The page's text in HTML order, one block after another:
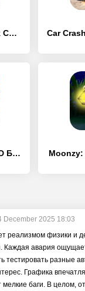
Block Car Wars Brick Car Crash - [MOD Много денег]
All Cars Crash - [MOD Бесконечные деньги]
December 2025 18:03
реализмом физики и
Каждая авария
тестировать разные
Графика
мелкие баги. В целом,